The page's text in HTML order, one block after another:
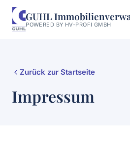
GUHL
POWERED BY HV-PROFI GMBH
Zurück zur Startseite
Impressum